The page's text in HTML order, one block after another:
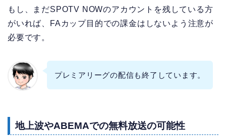
もし、まだSPOTV NOWのアカウントを残している方
がいれば、FAカップ目的での課金はしないよう注意が
必要です。
プレミアリーグの配信も終了しています。
地上波やABEMAでの無料放送の可能性